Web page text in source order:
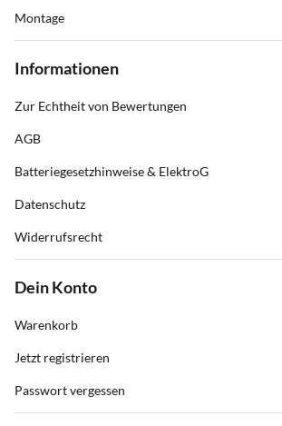
Montage
Informationen
Zur Echtheit von Bewertungen
AGB
Batteriegesetzhinweise & ElektroG
Datenschutz
Widerrufsrecht
Dein Konto
Warenkorb
Jetzt registrieren
Passwort vergessen